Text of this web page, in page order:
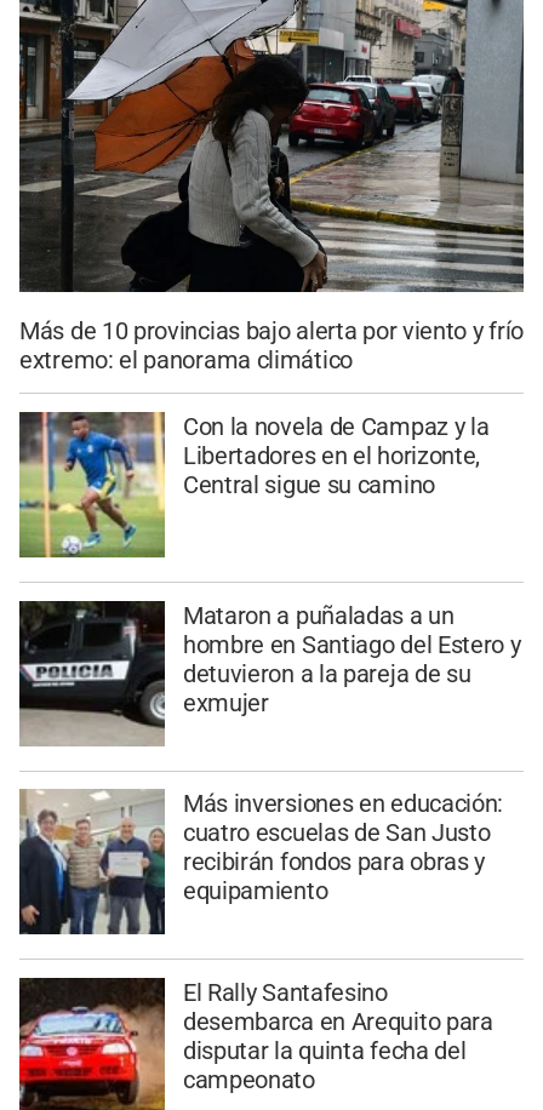
Más de 10 provincias bajo alerta por viento y frío
extremo: el panorama climático
Con la novela de Campaz y la
Libertadores en el horizonte,
Central sigue su camino
Mataron a puñaladas a un
hombre en Santiago del Estero y
detuvieron a la pareja de su
exmujer
Más inversiones en educación:
cuatro escuelas de San Justo
recibirán fondos para obras y
equipamiento
El Rally Santafesino
desembarca en Arequito para
disputar la quinta fecha del
campeonato